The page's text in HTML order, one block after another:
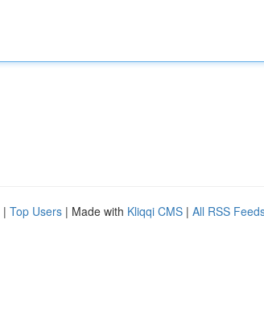
| Top Users | Made with Kliqqi CMS | All RSS